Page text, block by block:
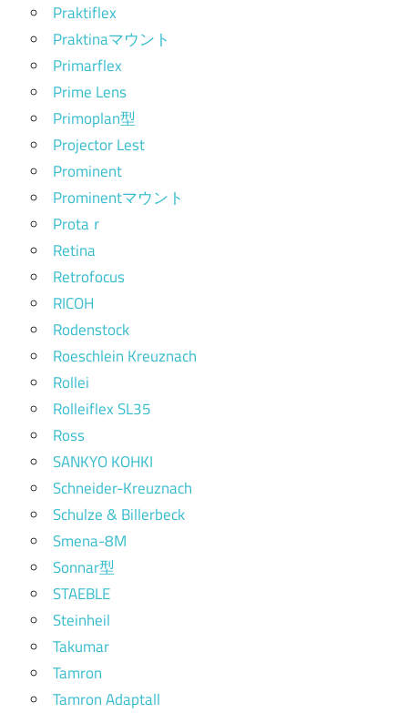
Praktiflex
Praktinaマウント
Primarflex
Prime Lens
Primoplan型
Projector Lest
Prominent
Prominentマウント
Protaｒ
Retina
Retrofocus
RICOH
Rodenstock
Roeschlein Kreuznach
Rollei
Rolleiflex SL35
Ross
SANKYO KOHKI
Schneider-Kreuznach
Schulze & Billerbeck
Smena-8M
Sonnar型
STAEBLE
Steinheil
Takumar
Tamron
Tamron Adaptall